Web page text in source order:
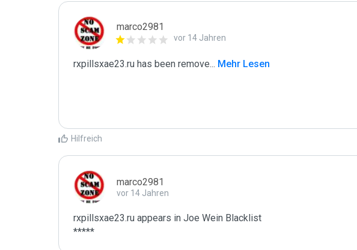
marco2981
vor 14 Jahren
rxpillsxae23.ru has been remove... Mehr Lesen
Hilfreich
marco2981
vor 14 Jahren
rxpillsxae23.ru appears in Joe Wein Blacklist
*****